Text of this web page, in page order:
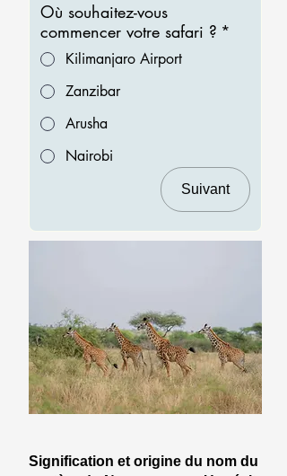
Où souhaitez-vous
commencer votre safari ? *
Kilimanjaro Airport
Zanzibar
Arusha
Nairobi
Suivant
Signification et origine du nom du